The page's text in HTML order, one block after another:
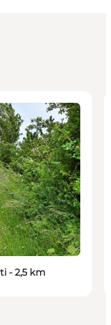
- 2,5 km